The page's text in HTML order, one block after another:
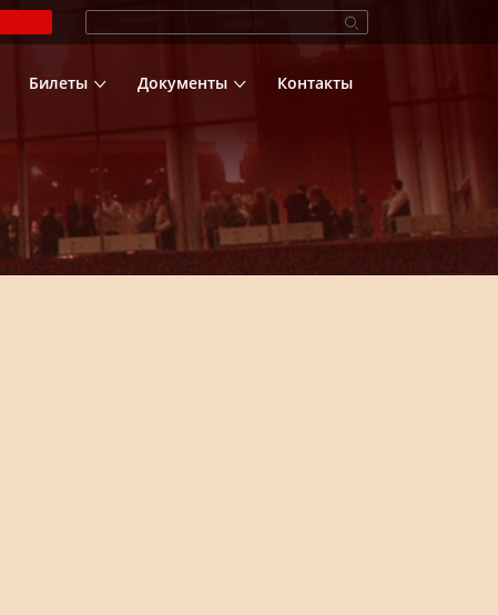
Билеты Документы Контакты